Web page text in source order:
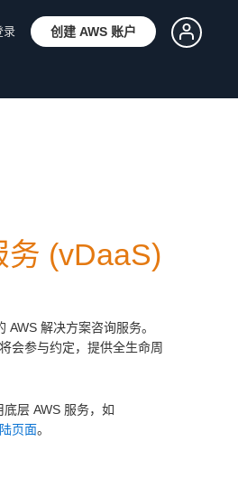
录 创建 AWS 账户
务 (vDaaS)
解决方案咨询服务。
会参与约定，提供全生命周
层 AWS 服务，如
页面。